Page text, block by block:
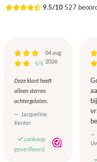
9.5/10 527
5/5
04 aug
2026
Deze klant heeft
alleen sterren
achtergelaten.
Jacqueline
Kenter
aankoop
geverifieerd.